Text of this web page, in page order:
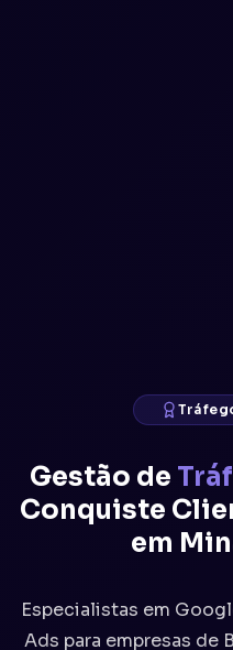
Gestão de
Conquiste
em
Especialistas em
Ads para empresas de